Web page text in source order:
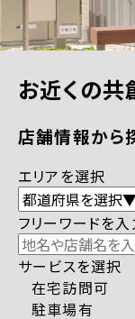
お近くの
店舗情報から
エリアを選択
フリーワードを入
サービスを選択
在宅訪問可
駐車場有